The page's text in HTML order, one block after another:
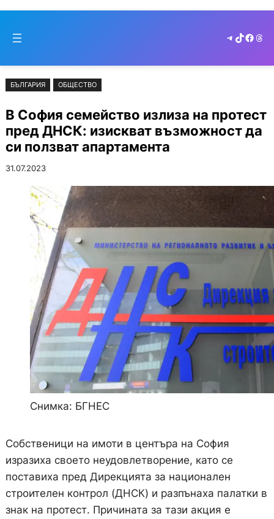
съдържанието
to
Telegram
TikTok
БЪЛГАРИЯ ОБЩЕСТВО
В София семейство излиза на протест
пред ДНСК: изискват възможност да
си ползват апартамента
31.07.2023
Снимка: БГНЕС
Собственици на имоти в центъра на София
изразиха своето неудовлетворение, като се
поставиха пред Дирекцията за национален
строителен контрол (ДНСК) и разпънаха палатки в
знак на протест. Причината за тази акция е